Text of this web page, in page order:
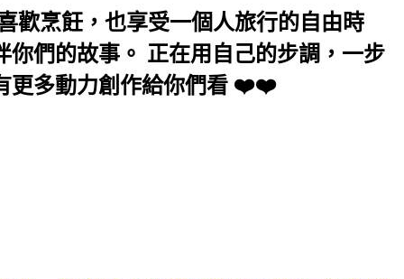
歡烹飪，也享受一個人旅行的自由時
們的故事。 正在用自己的步調，一步
更多動力創作給你們看 ❤️❤️